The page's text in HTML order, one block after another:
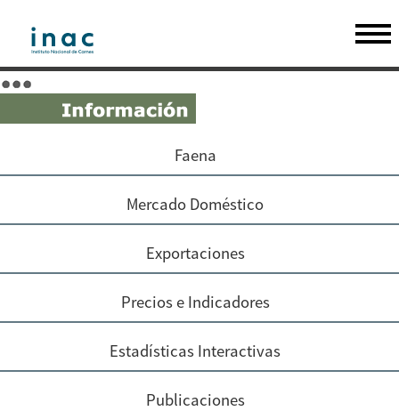
Faena
Mercado Doméstico
Exportaciones
Precios e Indicadores
Estadísticas Interactivas
Publicaciones